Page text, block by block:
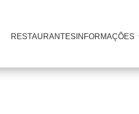
RESTAURANTES INFORMAÇÕES